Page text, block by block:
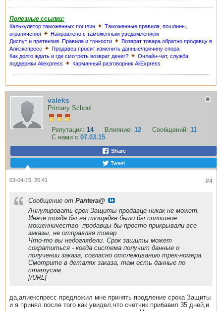
Полезные ссылки:
Калькулятор таможенных пошлин ✦ Таможенные правила, пошлины,
ограничения ✦ Направлено с таможенным уведомлением
Диспут и претензия. Правила и тонкости ✦ Возврат товара обратно продавцу в
Алиэкспресс ✦ Продавец просит изменить данные/причину спора
Как долго ждать и где смотреть возврат денег? ✦ Онлайн-чат, служба
поддержки Aliexpress ✦ Карманный разговорник AliExpress
valeks
Primary School
Репутация: 14 Влияние: 12 Сообщений: 11
С нами с 07.03.15
Share
Tweet
#4
03-04-15, 20:41
Сообщение от Pantera@
Аннулировать срок Защиты продавце никак не может.
Иначе тогда бы на площадке было бы сплошное
мошенничество- продавцы бы просто прикрывали все
заказы, не отправляя товар.
Что-то вы недоглядели. Срок защиты может
сократиться - когда система получит данные о
получении заказа, согласно отслеживанию трек-номера.
Смотрите в деталях заказа, там есть данные по
статусам.
[/URL]
да,алиекспресс предложил мне принять продление срока Защиты
и я принял после того как увидел,что счётчик прибавил 35 дней,и